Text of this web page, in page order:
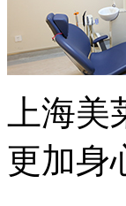
上海
更加身